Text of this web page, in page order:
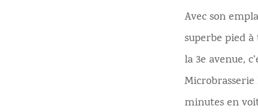
Avec son
superbe pied
la 3e avenue,
Microbrasserie
minutes en